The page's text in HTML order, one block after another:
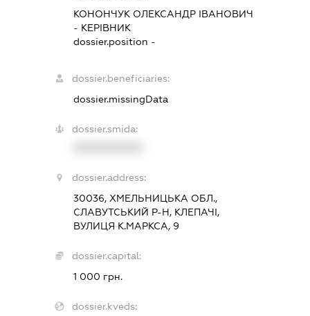
КОНОНЧУК ОЛЕКСАНДР ІВАНОВИЧ
- КЕРІВНИК
dossier.position -
dossier.beneficiaries:
dossier.missingData
dossier.smida:
dossier.address:
30036, ХМЕЛЬНИЦЬКА ОБЛ.,
СЛАВУТСЬКИЙ Р-Н, КЛЕПАЧІ,
ВУЛИЦЯ К.МАРКСА, 9
dossier.capital:
1 000 грн.
dossier.kveds: